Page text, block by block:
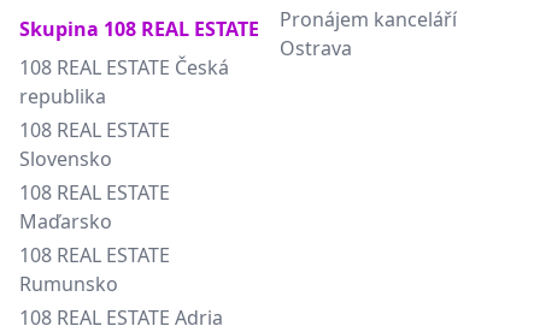
Skupina 108 REAL ESTATE
108 REAL ESTATE Česká
republika
108 REAL ESTATE
Slovensko
108 REAL ESTATE
Maďarsko
108 REAL ESTATE
Rumunsko
108 REAL ESTATE Adria
Pronájem kanceláří
Ostrava